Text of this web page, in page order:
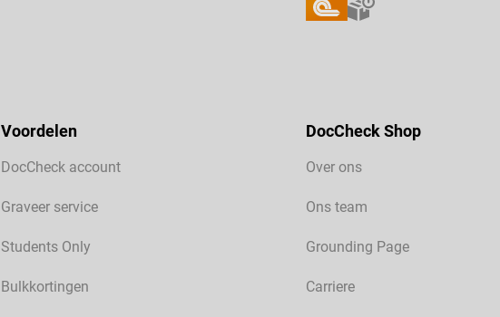
Voordelen
DocCheck account
Graveer service
Students Only
Bulkkortingen
DocCheck Shop
Over ons
Ons team
Grounding Page
Carriere